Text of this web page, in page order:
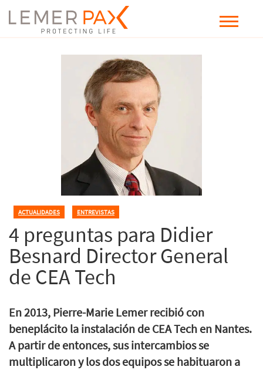
ACTUALIDADES ENTREVISTAS
4 preguntas para Didier
Besnard Director General
de CEA Tech
En 2013, Pierre-Marie Lemer recibió con
beneplácito la instalación de CEA Tech en Nantes.
A partir de entonces, sus intercambios se
multiplicaron y los dos equipos se habituaron a